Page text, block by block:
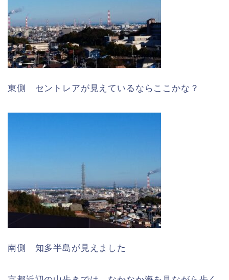
東側 セントレアが見えているならここかな？
南側 知多半島が見えました